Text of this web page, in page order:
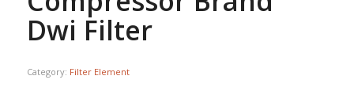
Dwi Filter
Category: Filter Element